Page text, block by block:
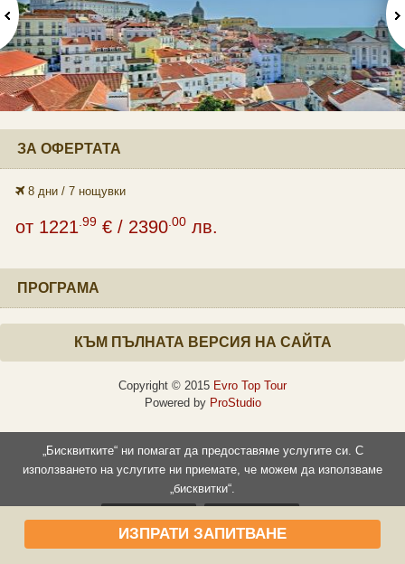
ЗА ОФЕРТАТА
8 дни / 7 нощувки
от 1221 .99 € / 2390 .00 лв.
ПРОГРАМА
ИЗПРАТИ ЗАПИТВАНЕ
КЪМ ПЪЛНАТА ВЕРСИЯ НА САЙТА
Copyright © 2015 Evro Top Tour
Powered by ProStudio
„Бисквитките“ ни помагат да предоставяме услугите си. С
използването на услугите ни приемате, че можем да използваме
„бисквитки“.